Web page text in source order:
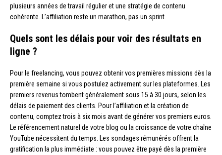
plusieurs années de travail régulier et une stratégie de contenu
cohérente. L’affiliation reste un marathon, pas un sprint.
Quels sont les délais pour voir des résultats en
ligne ?
Pour le freelancing, vous pouvez obtenir vos premières missions dès la
première semaine si vous postulez activement sur les plateformes. Les
premiers revenus tombent généralement sous 15 à 30 jours, selon les
délais de paiement des clients. Pour l’affiliation et la création de
contenu, comptez trois à six mois avant de générer vos premiers euros.
Le référencement naturel de votre blog ou la croissance de votre chaîne
YouTube nécessitent du temps. Les sondages rémunérés offrent la
gratification la plus immédiate : vous pouvez être payé dès la première